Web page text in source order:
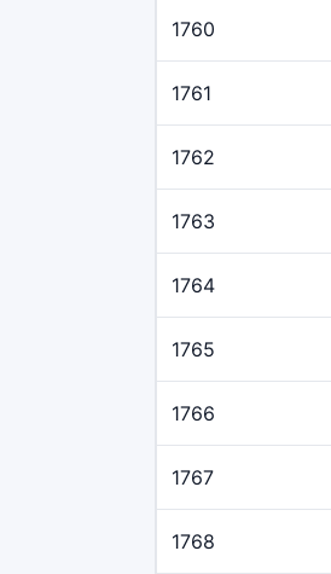
1760
1761
1762
1763
1764
1765
1766
1767
1768